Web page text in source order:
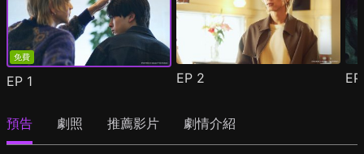
免費
EP 1 EP 2
預告 劇照 推薦影片 劇情介紹